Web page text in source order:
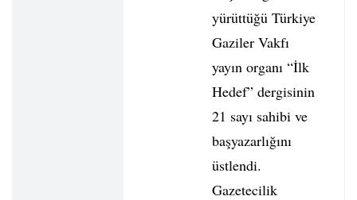
yürüttüğü Türkiye
Gaziler Vakfı
yayın organı “İlk
Hedef” dergisinin
21 sayı sahibi ve
başyazarlığını
üstlendi.
Gazetecilik